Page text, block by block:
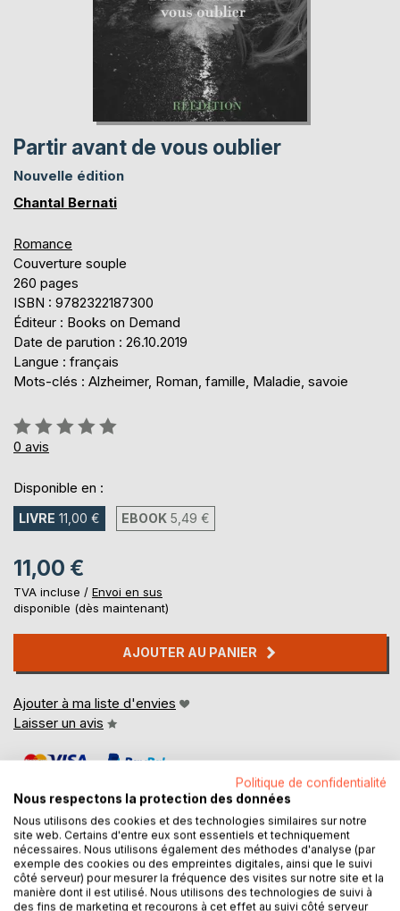
Partir avant de vous oublier
Nouvelle édition
Chantal Bernati
Romance
Couverture souple
260 pages
ISBN : 9782322187300
Éditeur : Books on Demand
Date de parution : 26.10.2019
Langue : français
Mots-clés : Alzheimer, Roman, famille, Maladie, savoie
Évaluation:
0%
0 avis
Disponible en :
LIVRE 11,00 € EBOOK 5,49 €
11,00 €
TVA incluse / Envoi en sus
disponible (dès maintenant)
AJOUTER AU PANIER
Ajouter à ma liste d'envies
Laisser un avis
DESCRIPTION
Politique de confidentialité
Nous respectons la protection des données
Nous utilisons des cookies et des technologies similaires sur notre
site web. Certains d'entre eux sont essentiels et techniquement
nécessaires. Nous utilisons également des méthodes d'analyse (par
exemple des cookies ou des empreintes digitales, ainsi que le suivi
côté serveur) pour mesurer la fréquence des visites sur notre site et la
manière dont il est utilisé. Nous utilisons des technologies de suivi à
des fins de marketing et recourons à cet effet au suivi côté serveur